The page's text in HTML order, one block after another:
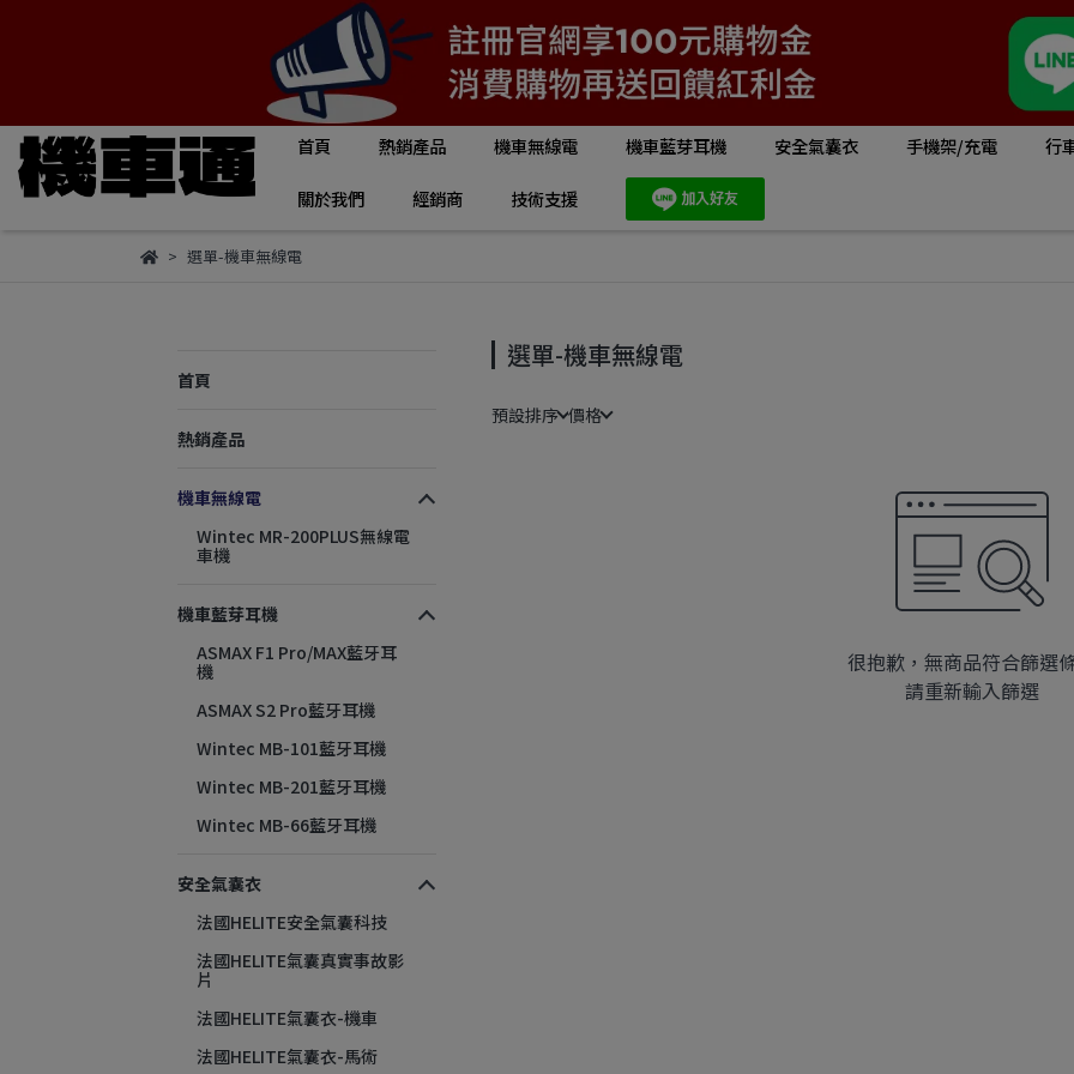
首頁 熱銷產品 機車無線電 機車藍芽耳機 安全氣囊衣 手機架/充電 行
關於我們 經銷商 技術支援
選單-機車無線電
首頁
熱銷產品
機車無線電
Wintec MR-200PLUS無線電
車機
機車藍芽耳機
ASMAX F1 Pro/MAX藍牙耳
機
ASMAX S2 Pro藍牙耳機
Wintec MB-101藍牙耳機
Wintec MB-201藍牙耳機
Wintec MB-66藍牙耳機
安全氣囊衣
法國HELITE安全氣囊科技
法國HELITE氣囊真實事故影
片
法國HELITE氣囊衣-機車
法國HELITE氣囊衣-馬術
選單-機車無線電
預設排序 價格
很抱歉，無商品符合篩選
請重新輸入篩選